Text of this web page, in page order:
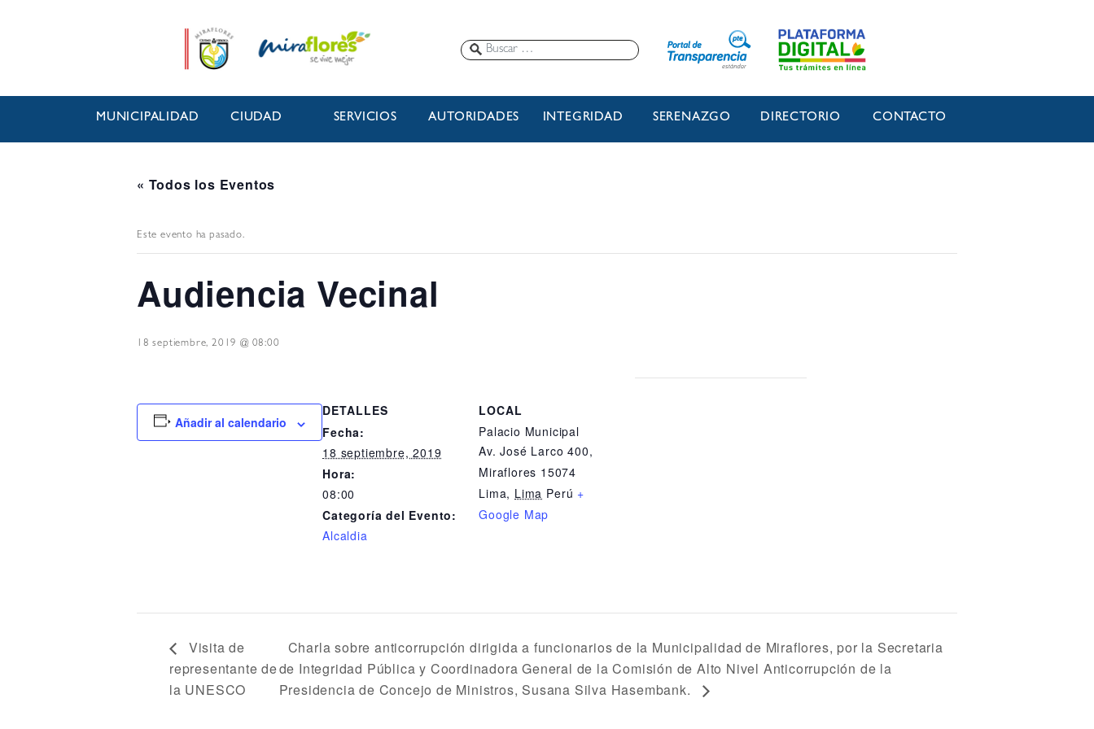
MUNICIPALIDAD CIUDAD SERVICIOS AUTORIDADES INTEGRIDAD SERENAZGO DIRECTORIO CONTACTO
« Todos los Eventos
Este evento ha pasado.
Audiencia Vecinal
18 septiembre, 2019 @ 08:00
Añadir al calendario
DETALLES
Fecha:
18 septiembre, 2019
Hora:
08:00
Categoría del Evento:
Alcaldia
LOCAL
Palacio Municipal
Av. José Larco 400,
Miraflores 15074
Lima, Lima Perú +
Google Map
Visita de
representante de
la UNESCO
Charla sobre anticorrupción dirigida a funcionarios de la Municipalidad de Miraflores, por la Secretaria
de Integridad Pública y Coordinadora General de la Comisión de Alto Nivel Anticorrupción de la
Presidencia de Concejo de Ministros, Susana Silva Hasembank.